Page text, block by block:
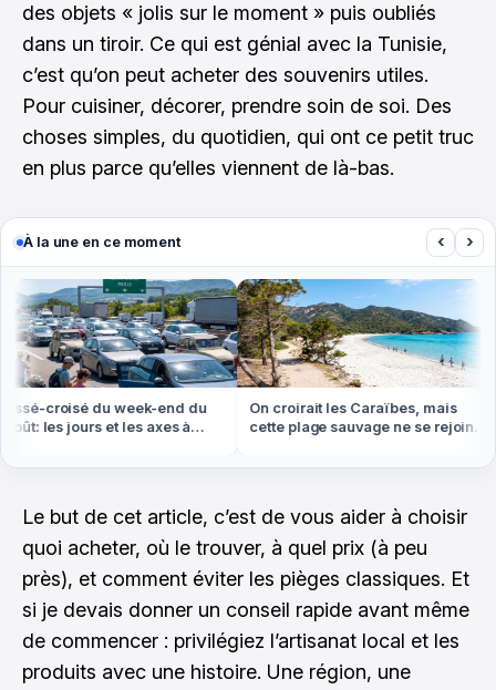
des objets « jolis sur le moment » puis oubliés
dans un tiroir. Ce qui est génial avec la Tunisie,
c’est qu’on peut acheter des souvenirs utiles.
Pour cuisiner, décorer, prendre soin de soi. Des
choses simples, du quotidien, qui ont ce petit truc
en plus parce qu’elles viennent de là-bas.
À la une en ce moment ‹ ›
croisé du week-end du
les jours et les axes à
On croirait les Caraïbes, mais
cette plage sauvage ne se rejoint
Le but de cet article, c’est de vous aider à choisir
quoi acheter, où le trouver, à quel prix (à peu
près), et comment éviter les pièges classiques. Et
si je devais donner un conseil rapide avant même
de commencer : privilégiez l’artisanat local et les
produits avec une histoire. Une région, une